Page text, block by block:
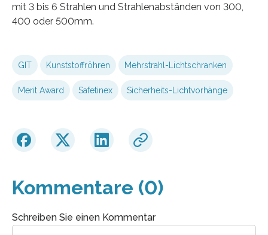
mit 3 bis 6 Strahlen und Strahlenabständen von 300,
400 oder 500mm.
GIT Kunststoffröhren Mehrstrahl-Lichtschranken
Merit Award Safetinex Sicherheits-Lichtvorhänge
Kommentare (0)
Schreiben Sie einen Kommentar